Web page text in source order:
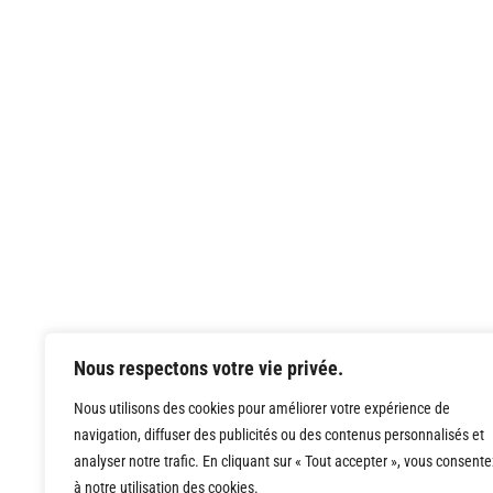
Nous respectons votre vie privée.
Nous utilisons des cookies pour améliorer votre expérience de
navigation, diffuser des publicités ou des contenus personnalisés et
analyser notre trafic. En cliquant sur « Tout accepter », vous
à notre utilisation des cookies.